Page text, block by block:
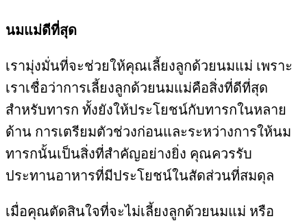
นมแม่ดีที่สุด
เรามุ่งมั่นที่จะช่วยให้คุณเลี้ยงลูกด้วยนมแม่ เพราะ
เราเชื่อว่าการเลี้ยงลูกด้วยนมแม่คือสิ่งที่ดีที่สุด
สำหรับทารก ทั้งยังให้ประโยชน์กับทารกในหลาย
ด้าน การเตรียมตัวช่วงก่อนและระหว่างการให้นม
ทารกนั้นเป็นสิ่งที่สำคัญอย่างยิ่ง คุณควรรับ
ประทานอาหารที่มีประโยชน์ในสัดส่วนที่สมดุล
เมื่อคุณตัดสินใจที่จะไม่เลี้ยงลูกด้วยนมแม่ หรือ